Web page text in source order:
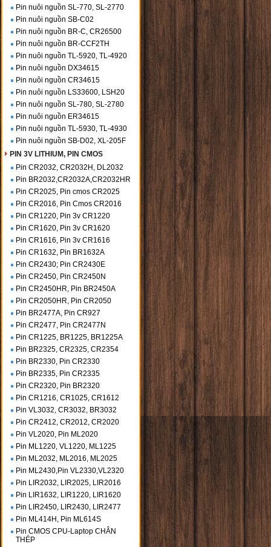
Pin nuôi nguồn SL-770, SL-2770
Pin nuôi nguồn SB-C02
Pin nuôi nguồn BR-C, CR26500
Pin nuôi nguồn BR-CCF2TH
Pin nuôi nguồn TL-5920, TL-4920
Pin nuôi nguồn DX34615
Pin nuôi nguồn CR34615
Pin nuôi nguồn LS33600, LSH20
Pin nuôi nguồn SL-780, SL-2780
Pin nuôi nguồn ER34615
Pin nuôi nguồn TL-5930, TL-4930
Pin nuôi nguồn SB-D02, XL-205F
PIN 3V LITHIUM, PIN CMOS
Pin CR2032, CR2032H, DL2032
Pin BR2032,CR2032A,CR2032HR
Pin CR2025, Pin cmos CR2025
Pin CR2016, Pin Cmos CR2016
Pin CR1220, Pin 3v CR1220
Pin CR1620, Pin 3v CR1620
Pin CR1616, Pin 3v CR1616
Pin CR1632, Pin BR1632A
Pin CR2430; Pin CR2430E
Pin CR2450, Pin CR2450N
Pin CR2450HR, Pin BR2450A
Pin CR2050HR, Pin CR2050
Pin BR2477A, Pin CR927
Pin CR2477, Pin CR2477N
Pin CR1225, BR1225, BR1225A
Pin BR2325, CR2325, CR2354
Pin BR2330, Pin CR2330
Pin BR2335, Pin CR2335
Pin CR2320, Pin BR2320
Pin CR1216, CR1025, CR1612
Pin VL3032, CR3032, BR3032
Pin CR2412, CR2012, CR2020
Pin VL2020, Pin ML2020
Pin ML1220, VL1220, ML1225
Pin ML2032, ML2016, ML2025
Pin ML2430,Pin VL2330,VL2320
Pin LIR2032, LIR2025, LIR2016
Pin LIR1632, LIR1220, LIR1620
Pin LIR2450, LIR2430, LIR2477
Pin ML414H, Pin ML614S
Pin CMOS CPU-Laptop CHÂN
THÉP